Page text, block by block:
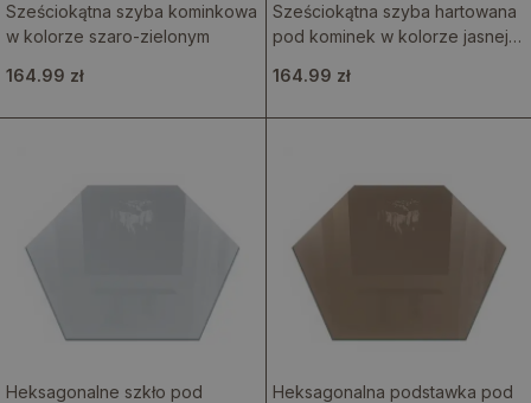
Sześciokątna szyba kominkowa
w kolorze szaro-zielonym
164.99 zł
Sześciokątna szyba hartowana
pod kominek w kolorze jasnej
164.99 zł
Heksagonalne szkło pod
Heksagonalna podstawka pod